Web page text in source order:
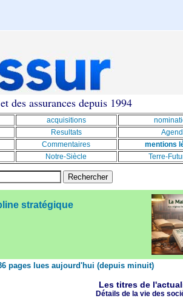
des assurances depuis 1994
acquisitions
Resultats
Commentaires
mentions
Notre-Siècle Terre-
stratégique
pages lues aujourd'hui (depuis minuit)
Les titres de
Détails de la vie des